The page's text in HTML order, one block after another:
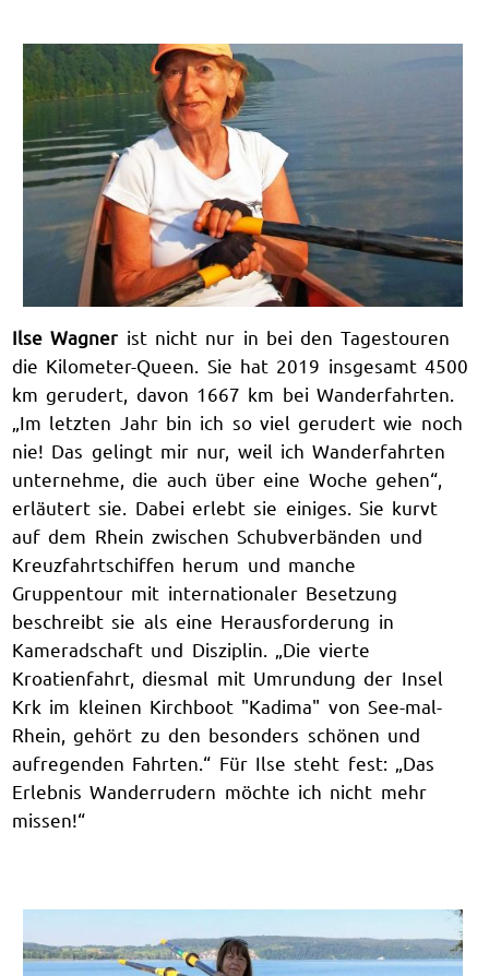
Ilse Wagner ist nicht nur in bei den Tagestouren
die Kilometer-Queen. Sie hat 2019 insgesamt 4500
km gerudert, davon 1667 km bei Wanderfahrten.
„Im letzten Jahr bin ich so viel gerudert wie noch
nie! Das gelingt mir nur, weil ich Wanderfahrten
unternehme, die auch über eine Woche gehen“,
erläutert sie. Dabei erlebt sie einiges. Sie kurvt
auf dem Rhein zwischen Schubverbänden und
Kreuzfahrtschiffen herum und manche
Gruppentour mit internationaler Besetzung
beschreibt sie als eine Herausforderung in
Kameradschaft und Disziplin. „Die vierte
Kroatienfahrt, diesmal mit Umrundung der Insel
Krk im kleinen Kirchboot "Kadima" von See-mal-
Rhein, gehört zu den besonders schönen und
aufregenden Fahrten.“ Für Ilse steht fest: „Das
Erlebnis Wanderrudern möchte ich nicht mehr
missen!“